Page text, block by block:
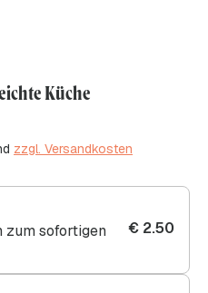
Küche
zzgl. Versandkosten
zum sofortigen
€ 2.50